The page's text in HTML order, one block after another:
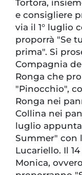
Tortora,
e consigliere
via il 1° luglio
proporrà "Se
prima". Si
Compagnia
Ronga che
"Pinocchio",
Ronga nei
Collina nei
luglio
Summer" con
Lucariello. Il
Monica,